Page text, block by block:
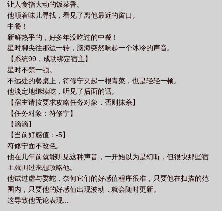
让人食指大动的饭菜香。
他顺着味儿寻找，看见了离他最近的窗口。
中餐！
新鲜热乎的，好多年没吃过的中餐！
星时脚尖往那边一转，脑海突然响起一个冰冷的声音。
【系统99，成功绑定宿主】
星时不禁一顿。
不远处的餐桌上，符修宁夹起一根青菜，也是轻轻一顿。
他淡定地继续吃，听见了后面的话。
【宿主请按要求攻略任务对象，否则抹杀】
【任务对象：符修宁】
【滴滴】
【当前好感值：-5】
符修宁面不改色。
他在几年前就能听见这种声音，一开始以为是幻听，但很快那些宿
主就围过来想攻略他。
他试过虚与委蛇，奈何它们的好感值程序很准，只要他在扫描的范
围内，只要他的好感值出现波动，就会随时更新。
这导致他无论表现...